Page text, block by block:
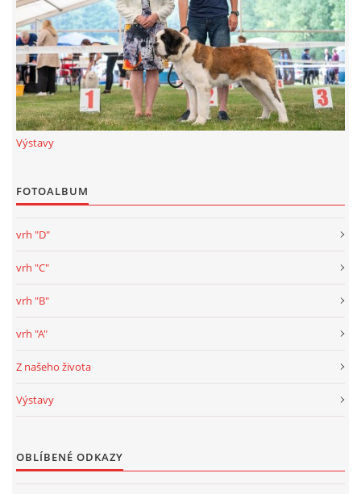
Výstavy
FOTOALBUM
vrh "D"
vrh "C"
vrh "B"
vrh "A"
Z našeho života
Výstavy
OBLÍBENÉ ODKAZY